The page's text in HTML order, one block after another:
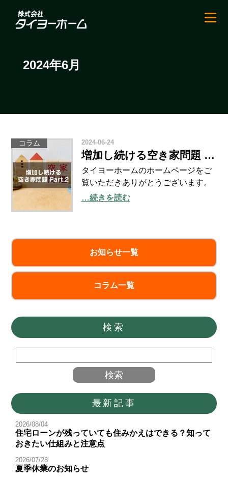
2024年6月
コラム 2024-06-24
増加し続ける空き家問題 Part.2
タイヨーホームのホームページをご
覧いただきありがとうございます。
第５回目のコラムは、前回の「増加
…続きを読む
お知らせ一覧
コラム一覧
検索
最新記事
2026/08/04
住宅ローンが残っていても住みかえはできる？知って
おきたい仕組みと注意点
2026/07/28
夏季休業のお知らせ